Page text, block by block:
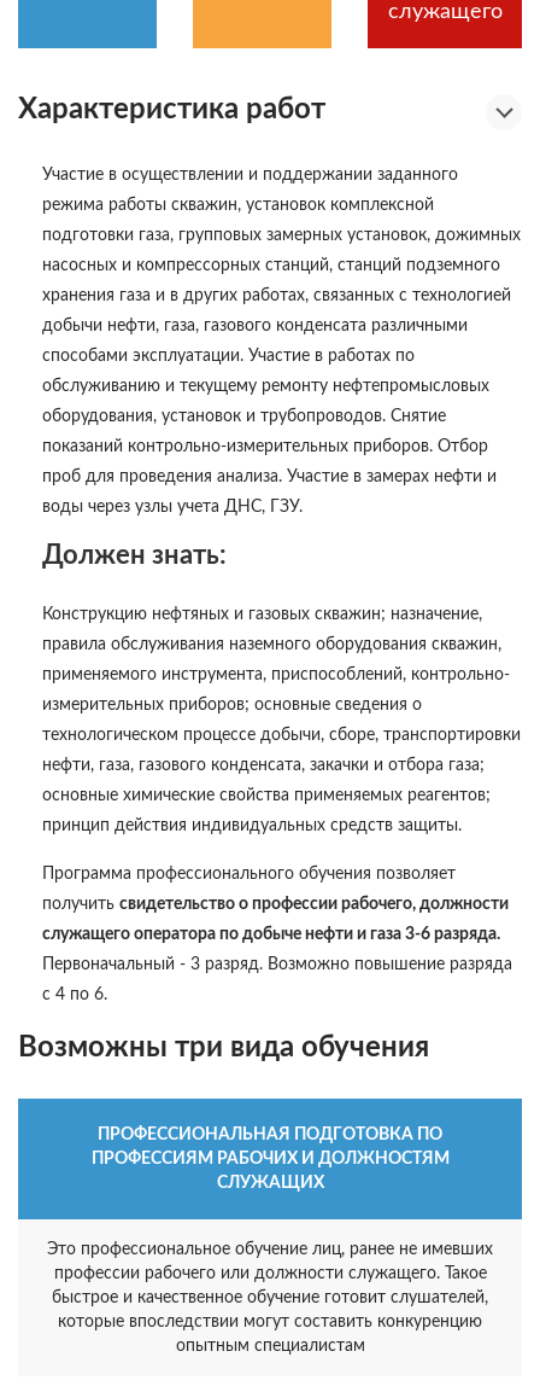
служащего
Характеристика работ
Участие в осуществлении и поддержании заданного
режима работы скважин, установок комплексной
подготовки газа, групповых замерных установок, дожимных
насосных и компрессорных станций, станций подземного
хранения газа и в других работах, связанных с технологией
добычи нефти, газа, газового конденсата различными
способами эксплуатации. Участие в работах по
обслуживанию и текущему ремонту нефтепромысловых
оборудования, установок и трубопроводов. Снятие
показаний контрольно-измерительных приборов. Отбор
проб для проведения анализа. Участие в замерах нефти и
воды через узлы учета ДНС, ГЗУ.
Должен знать:
Конструкцию нефтяных и газовых скважин; назначение,
правила обслуживания наземного оборудования скважин,
применяемого инструмента, приспособлений, контрольно-
измерительных приборов; основные сведения о
технологическом процессе добычи, сборе, транспортировки
нефти, газа, газового конденсата, закачки и отбора газа;
основные химические свойства применяемых реагентов;
принцип действия индивидуальных средств защиты.
Программа профессионального обучения позволяет
получить свидетельство о профессии рабочего, должности
служащего оператора по добыче нефти и газа 3-6 разряда.
Первоначальный - 3 разряд. Возможно повышение разряда
с 4 по 6.
Возможны три вида обучения
ПРОФЕССИОНАЛЬНАЯ ПОДГОТОВКА ПО
ПРОФЕССИЯМ РАБОЧИХ И ДОЛЖНОСТЯМ
СЛУЖАЩИХ
Это профессиональное обучение лиц, ранее не имевших
профессии рабочего или должности служащего. Такое
быстрое и качественное обучение готовит слушателей,
которые впоследствии могут составить конкуренцию
опытным специалистам